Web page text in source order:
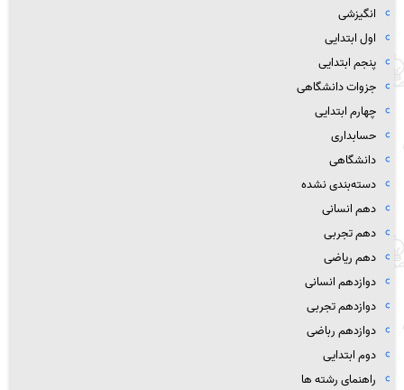
انگیزشی
اول ابتدایی
پنجم ابتدایی
جزوات دانشگاهی
چهارم ابتدایی
حسابداری
دانشگاهی
دسته‌بندی نشده
دهم انسانی
دهم تجربی
دهم ریاضی
دوازدهم انسانی
دوازدهم تجربی
دوازدهم رباضی
دوم ابتدایی
راهنمای رشته ها